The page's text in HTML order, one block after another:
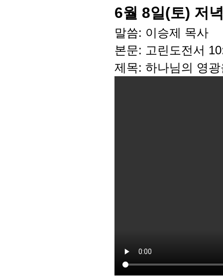
6월 8일(토) 저
말씀: 이승제 목사
본문: 고린도전서
제목: 하나님의 영